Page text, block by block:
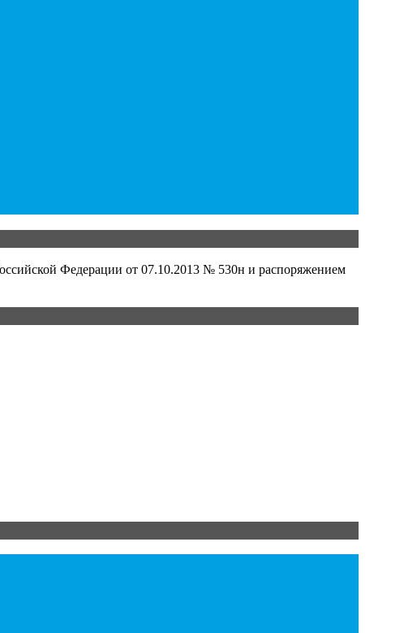
Федерации от 07.10.2013 № 530н и распоряжением